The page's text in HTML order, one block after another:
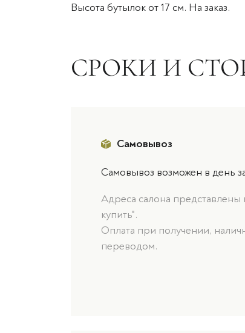
Высота бутылок от 17 см. На заказ.
СРОКИ И
Самовывоз
Самовывоз возможен в день
Адреса салона представлены
купить".
Оплата при получении,
переводом.